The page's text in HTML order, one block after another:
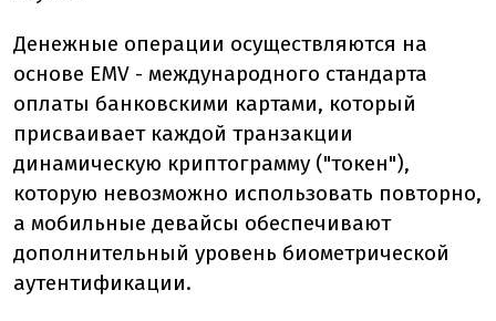
Денежные операции осуществляются на
основе EMV - международного стандарта
оплаты банковскими картами, который
присваивает каждой транзакции
динамическую криптограмму ("токен"),
которую невозможно использовать повторно,
а мобильные девайсы обеспечивают
дополнительный уровень биометрической
аутентификации.